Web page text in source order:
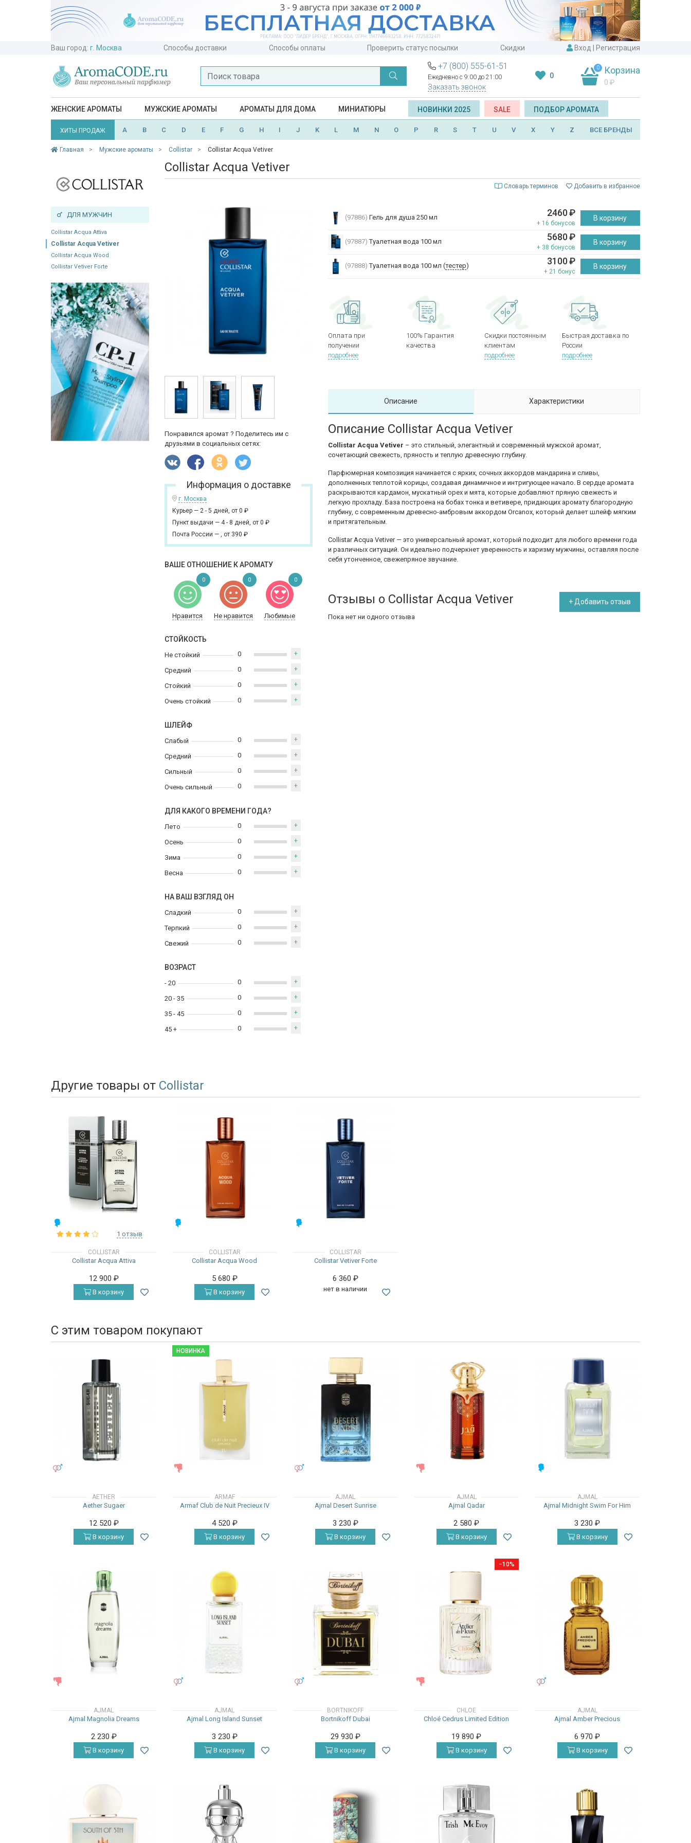
Ваш город: г. Москва Способы доставки Способы оплаты Проверить статус посылки Скидки Вход Регистрация
+7 (800) 555-61-51
Ежедневно с 9:00 до 21:00
Заказать звонок
0
0 Корзина
0 ₽
ЖЕНСКИЕ АРОМАТЫ МУЖСКИЕ АРОМАТЫ АРОМАТЫ ДЛЯ ДОМА МИНИАТЮРЫ НОВИНКИ 2025 SALE ПОДБОР АРОМАТА
ХИТЫ ПРОДАЖ A B C D E F G H I J K L M N O P R S T U V X Y Z ВСЕ БРЕНДЫ
Главная Мужские ароматы Collistar Collistar Acqua Vetiver
ДЛЯ МУЖЧИН
Collistar Acqua Attiva
Collistar Acqua Vetiver
Collistar Acqua Wood
Collistar Vetiver Forte
Collistar Acqua Vetiver
Словарь терминов Добавить в избранное
Понравился аромат ? Поделитесь им с
друзьями в социальных сетях:
Информация о доставке
г. Москва
Курьер — 2 - 5 дней, от 0 ₽
Пункт выдачи — 4 - 8 дней, от 0 ₽
Почта России — , от 390 ₽
ВАШЕ ОТНОШЕНИЕ К АРОМАТУ
Нравится Не нравится Любимые
0 0 0
СТОЙКОСТЬ
Не стойкий
Средний
Стойкий
Очень стойкий
0 +
0 +
0 +
0 +
ШЛЕЙФ
Слабый
Средний
Сильный
Очень сильный
0 +
0 +
0 +
0 +
ДЛЯ КАКОГО ВРЕМЕНИ ГОДА?
Лето
Осень
Зима
Весна
0 +
0 +
0 +
0 +
НА ВАШ ВЗГЛЯД ОН
Сладкий
Терпкий
Свежий
0 +
0 +
0 +
ВОЗРАСТ
- 20
20 - 35
35 - 45
45 +
0 +
0 +
0 +
0 +
(97886) Гель для душа 250 мл 2460₽
+ 16 бонусов
В корзину
(97887) Туалетная вода 100 мл 5680₽
+ 38 бонусов
В корзину
(97888) Туалетная вода 100 мл (тестер) 3100₽
+ 21 бонус
В корзину
Оплата при
получении
подробнее
100% Гарантия
качества
Скидки постоянным
клиентам
подробнее
Быстрая доставка по
России
подробнее
Описание Характеристики
Описание Collistar Acqua Vetiver
Collistar Acqua Vetiver – это стильный, элегантный и современный мужской аромат,
сочетающий свежесть, пряность и теплую древесную глубину.
Парфюмерная композиция начинается с ярких, сочных аккордов мандарина и сливы,
дополненных теплотой корицы, создавая динамичное и интригующее начало. В сердце аромата
раскрываются кардамон, мускатный орех и мята, которые добавляют пряную свежесть и
легкую прохладу. База построена на бобах тонка и ветивере, придающих аромату благородную
глубину, с современным древесно-амбровым аккордом Orcanox, который делает шлейф мягким
и притягательным.
Collistar Acqua Vetiver — это универсальный аромат, который подходит для любого времени года
и различных ситуаций. Он идеально подчеркнет уверенность и харизму мужчины, оставляя после
себя утонченное, свежепряное звучание.
Отзывы о Collistar Acqua Vetiver + Добавить отзыв
Пока нет ни одного отзыва
Другие товары от Collistar
1 отзыв
COLLISTAR
Collistar Acqua Attiva
12 900 ₽
В корзину
COLLISTAR
Collistar Acqua Wood
5 680 ₽
В корзину
COLLISTAR
Collistar Vetiver Forte
6 360 ₽
нет в наличии
С этим товаром покупают
AETHER
Aether Sugaer
12 520 ₽
В корзину
НОВИНКА
ARMAF
Armaf Club de Nuit Precieux IV
4 520 ₽
В корзину
AJMAL
Ajmal Desert Sunrise
3 230 ₽
В корзину
AJMAL
Ajmal Qadar
2 580₽
В корзину
AJMAL
Ajmal Midnight Swim For Him
3 230₽
В корзину
AJMAL
Ajmal Magnolia Dreams
2 230 ₽
В корзину
AJMAL
Ajmal Long Island Sunset
3 230 ₽
В корзину
BORTNIKOFF
Bortnikoff Dubai
29 930 ₽
В корзину
−10%
CHLOE
Chloé Cedrus Limited Edition
19 890₽
В корзину
AJMAL
Ajmal Amber Precious
6 970₽
В корзину